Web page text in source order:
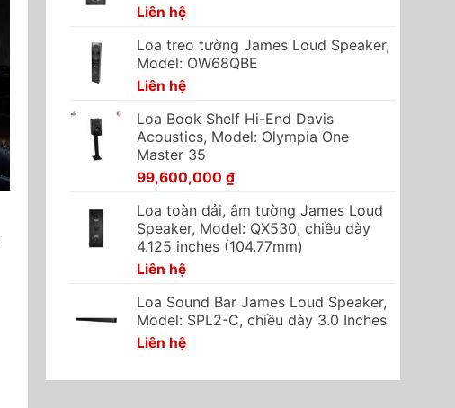
Liên hệ
Loa treo tường James Loud Speaker,
Model: OW68QBE
Liên hệ
Loa Book Shelf Hi-End Davis
Acoustics, Model: Olympia One
Master 35
99,600,000 ₫
Loa toàn dải, âm tường James Loud
Speaker, Model: QX530, chiều dày
4.125 inches (104.77mm)
Liên hệ
Loa Sound Bar James Loud Speaker,
Model: SPL2-C, chiều dày 3.0 Inches
Liên hệ